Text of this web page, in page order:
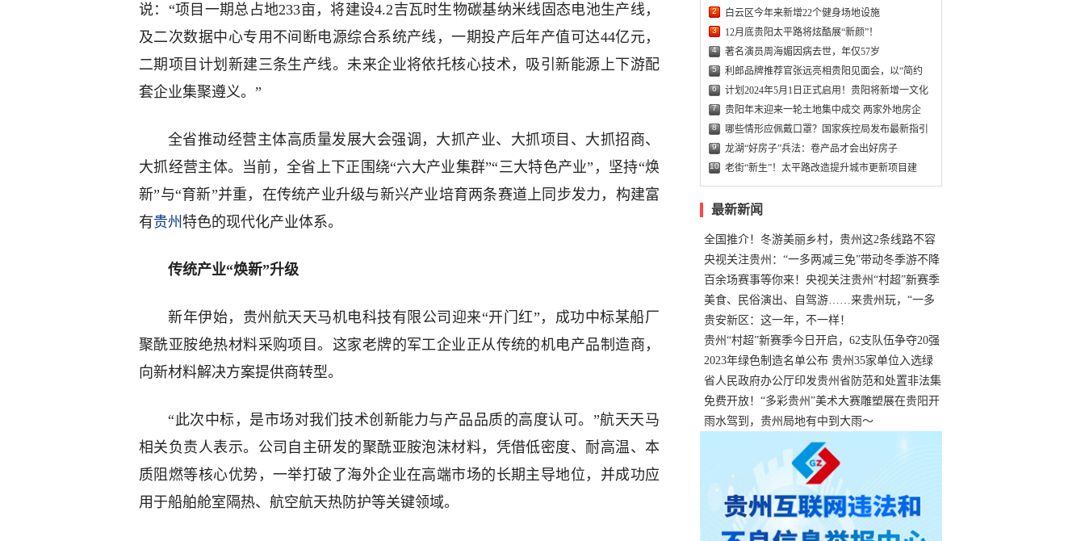
说：“项目一期总占地233亩，将建设4.2吉瓦时生物碳基纳米线固态电池生产线，
及二次数据中心专用不间断电源综合系统产线，一期投产后年产值可达44亿元，
二期项目计划新建三条生产线。未来企业将依托核心技术，吸引新能源上下游配
套企业集聚遵义。”
全省推动经营主体高质量发展大会强调，大抓产业、大抓项目、大抓招商、
大抓经营主体。当前，全省上下正围绕“六大产业集群”“三大特色产业”，坚持“焕
新”与“育新”并重，在传统产业升级与新兴产业培育两条赛道上同步发力，构建富
有贵州 特色的现代化产业体系。
传统产业“焕新”升级
新年伊始，贵州航天天马机电科技有限公司迎来“开门红”，成功中标某船厂
聚酰亚胺绝热材料采购项目。这家老牌的军工企业正从传统的机电产品制造商，
向新材料解决方案提供商转型。
“此次中标，是市场对我们技术创新能力与产品品质的高度认可。”航天天马
相关负责人表示。公司自主研发的聚酰亚胺泡沫材料，凭借低密度、耐高温、本
质阻燃等核心优势，一举打破了海外企业在高端市场的长期主导地位，并成功应
用于船舶舱室隔热、航空航天热防护等关键领域。
2 白云区今年来新增22个健身场地设施
3 12月底贵阳太平路将炫酷展“新颜”！
4 著名演员周海媚因病去世，年仅57岁
5 利郎品牌推荐官张远亮相贵阳见面会，以“简约
6 计划2024年5月1日正式启用！贵阳将新增一文化
7 贵阳年末迎来一轮土地集中成交 两家外地房企
8 哪些情形应佩戴口罩？国家疾控局发布最新指引
9 龙湖“好房子”兵法：卷产品才会出好房子
10 老街“新生”！太平路改造提升城市更新项目建
最新新闻
全国推介！冬游美丽乡村，贵州这2条线路不容
错过
央视关注贵州：“一多两减三免”带动冬季游不降
温
百余场赛事等你来！央视关注贵州“村超”新赛季
正式“打响”
美食、民俗演出、自驾游……来贵州玩，“一多
两减三免”！
贵安新区：这一年，不一样！
贵州“村超”新赛季今日开启，62支队伍争夺20强
名额
2023年绿色制造名单公布 贵州35家单位入选绿
色工厂
省人民政府办公厅印发贵州省防范和处置非法集
资工作实施细则
免费开放！“多彩贵州”美术大赛雕塑展在贵阳开
展，持续至1月19日
雨水驾到，贵州局地有中到大雨～